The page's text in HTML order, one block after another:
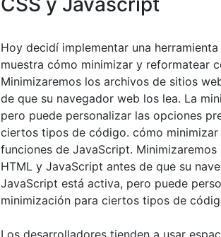
Hoy decidí implementar una
muestra cómo minimizar y reformatear
Minimizaremos los archivos de sitios
de que su navegador web los lea. La
pero puede personalizar las opciones
ciertos tipos de código. cómo
funciones de JavaScript.
HTML y JavaScript antes de que su
JavaScript está activa, pero puede
minimización para ciertos tipos de
Los desarrolladores tienden a usar